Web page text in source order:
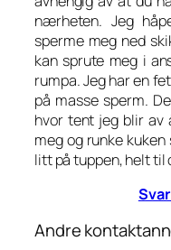
nærheten. Jeg
sperme meg ned
kan sprute meg i
rumpa. Jeg har en
på masse sperm.
hvor tent jeg blir av
meg og runke
litt på tuppen, helt til
Andre